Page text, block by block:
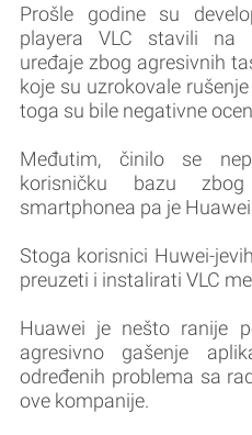
Prošle godine su
playera VLC stavili na
uređaje zbog agresivnih
koje su uzrokovale
toga su bile negativne
Međutim, činilo se
korisničku bazu
smartphonea pa je
Stoga korisnici Huwei-
preuzeti i instalirati VLC
Huawei je nešto ranije
agresivno gašenje
određenih problema sa
ove kompanije.